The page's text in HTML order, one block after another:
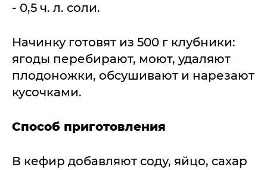
- 0,5 ч. л. соли.
Начинку готовят из 500 г клубники:
ягоды перебирают, моют, удаляют
плодоножки, обсушивают и нарезают
кусочками.
Способ приготовления
В кефир добавляют соду, яйцо, сахар